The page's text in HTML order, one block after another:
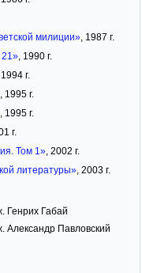
милиции», 1987 г.
21», 1990 г.
г.
, 1995 г.
, 1995 г.
г.
Том 1», 2002 г.
литературы», 2003 г.
Генрих Габай
Александр Павловский